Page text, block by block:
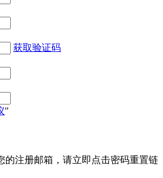
获取验证码
"
的注册邮箱，请立即点击密码重置链